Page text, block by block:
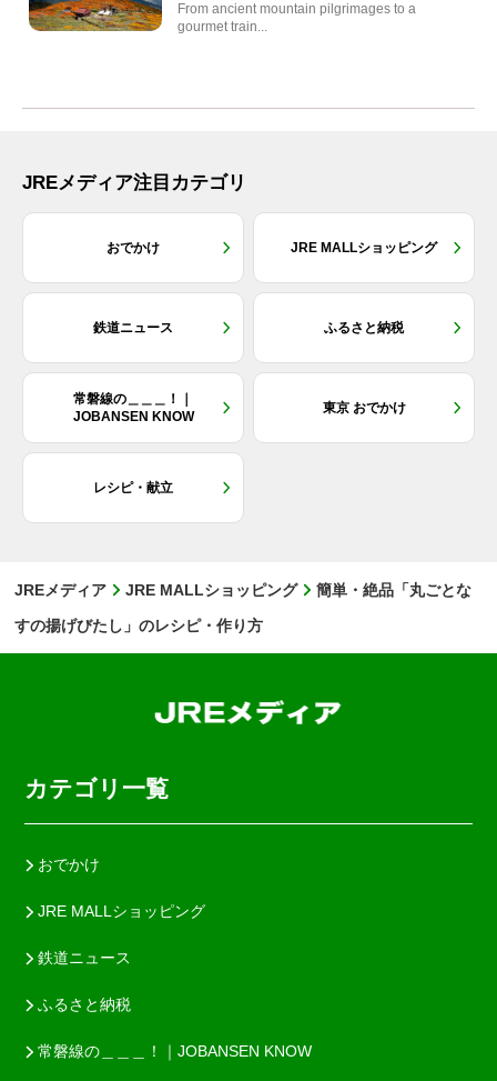
From ancient mountain pilgrimages to a
gourmet train...
JREメディア注目カテゴリ
おでかけ JRE MALLショッピング
鉄道ニュース ふるさと納税
常磐線の＿＿＿！｜
JOBANSEN KNOW
東京 おでかけ
レシピ・献立
JREメディア JRE MALLショッピング
簡単・絶品「丸ごとな
すの揚げびたし」のレシピ・作り方
カテゴリ一覧
おでかけ
JRE MALLショッピング
鉄道ニュース
ふるさと納税
常磐線の＿＿＿！｜JOBANSEN KNOW